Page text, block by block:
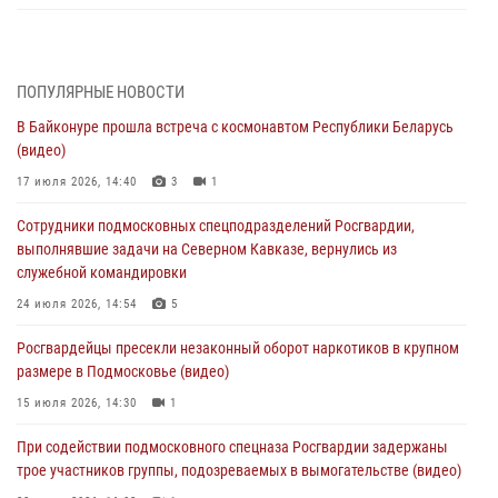
04 августа 2026, 12:15
Росгвардейцы пресекли кражу из супермаркета в Подмосковье
(видео)
03 августа 2026, 15:32
Росгвардейцы пресекли кражу сантехники, совершённую
«семейным подрядом» в Подмосковье (видео)
03 августа 2026, 15:08
«Пересвет»
02 августа 2026, 18:01 8
«Радио 1»
01 августа 2026, 17:57
ПОПУЛЯРНЫЕ НОВОСТИ
В Байконуре прошла встреча с космонавтом Республики Беларусь
(видео)
17 июля 2026, 14:40 3 1
Сотрудники подмосковных спецподразделений Росгвардии,
выполнявшие задачи на Северном Кавказе, вернулись из
служебной командировки
24 июля 2026, 14:54 5
Росгвардейцы пресекли незаконный оборот наркотиков в крупном
размере в Подмосковье (видео)
15 июля 2026, 14:30 1
При содействии подмосковного спецназа Росгвардии задержаны
трое участников группы, подозреваемых в вымогательстве (видео)